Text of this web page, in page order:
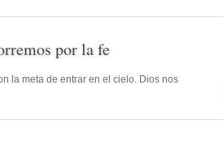
por la fe
la meta de entrar en el cielo. Dios nos